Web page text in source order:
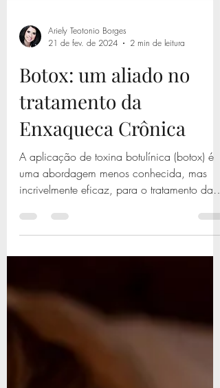
21 de fev. de 2024
2 min de leitura
Botox: um aliado no
tratamento da
Enxaqueca Crônica
A aplicação de toxina botulínica (botox) é
uma abordagem menos conhecida, mas